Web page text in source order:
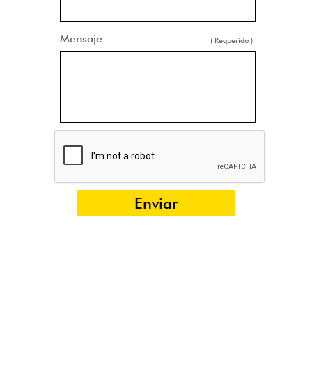
Mensaje ( Requerido )